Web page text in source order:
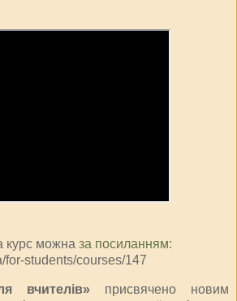
курс можна за посиланням:
for-students/courses/147
вчителів» присвячено новим